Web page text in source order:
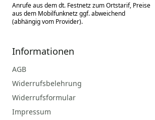
Anrufe aus dem dt. Festnetz zum Ortstarif, Preise
aus dem Mobilfunknetz ggf. abweichend
(abhängig vom Provider).
Informationen
AGB
Widerrufsbelehrung
Widerrufsformular
Impressum